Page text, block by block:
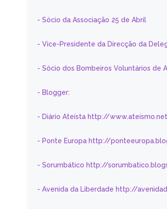
- Sócio da Associação 25 de Abril
- Vice-Presidente da Direcção da
- Sócio dos Bombeiros Voluntários de
- Blogger:
- Diário Ateísta http://
- Ponte Europa http://
- Sorumbático http://
- Avenida da Liberdade http://